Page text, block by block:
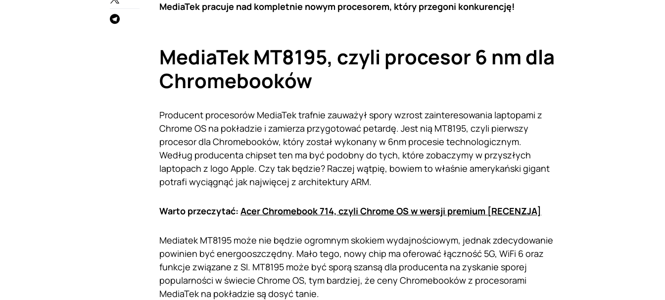
MediaTek pracuje nad kompletnie nowym procesorem, który przegoni konkurencję!
MediaTek MT8195, czyli procesor 6 nm dla
Chromebooków
Producent procesorów MediaTek trafnie zauważył spory wzrost zainteresowania laptopami z
Chrome OS na pokładzie i zamierza przygotować petardę. Jest nią MT8195, czyli pierwszy
procesor dla Chromebooków, który został wykonany w 6nm procesie technologicznym.
Według producenta chipset ten ma być podobny do tych, które zobaczymy w przyszłych
laptopach z logo Apple. Czy tak będzie? Raczej wątpię, bowiem to właśnie amerykański gigant
potrafi wyciągnąć jak najwięcej z architektury ARM.
Warto przeczytać: Acer Chromebook 714, czyli Chrome OS w wersji premium [RECENZJA]
Mediatek MT8195 może nie będzie ogromnym skokiem wydajnościowym, jednak zdecydowanie
powinien być energooszczędny. Mało tego, nowy chip ma oferować łączność 5G, WiFi 6 oraz
funkcje związane z SI. MT8195 może być sporą szansą dla producenta na zyskanie sporej
popularności w świecie Chrome OS, tym bardziej, że ceny Chromebooków z procesorami
MediaTek na pokładzie są dosyć tanie.